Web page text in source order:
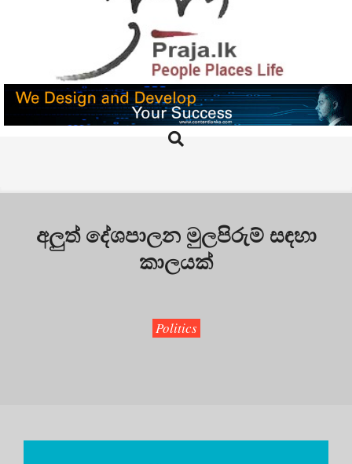
PRAJA.LK
Search
අලුත් දේශපාලන මුලපිරුම් සඳහා
කාලයක්
Politics